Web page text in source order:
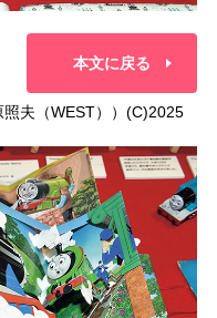
本文に戻る
夫（WEST））(C)2025